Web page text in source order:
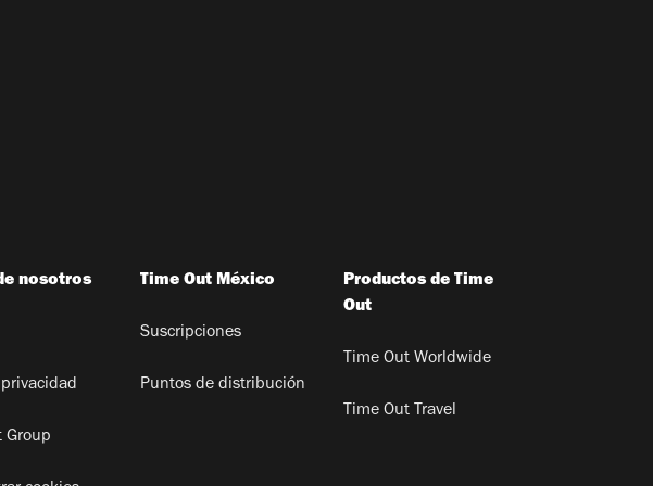
nosotros
Group
Time Out México
Suscripciones
Puntos de distribución
Productos de Time
Out
Time Out Worldwide
Time Out Travel